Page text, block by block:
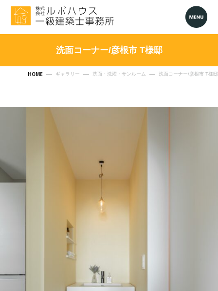
HOME ギャラリー 洗面・洗濯・サンルーム 洗面コーナー/彦根市 T様邸
洗面コーナー/彦根市 T様邸